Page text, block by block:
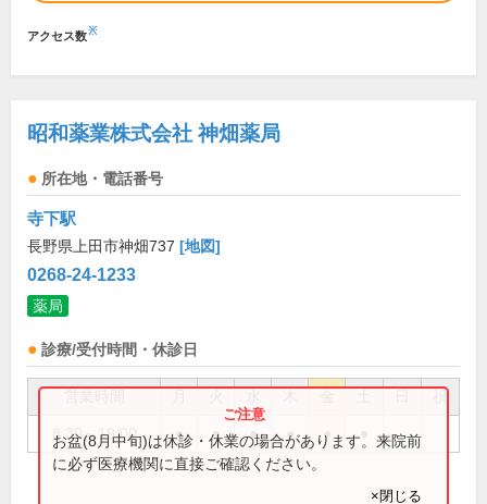
アクセス数※
昭和薬業株式会社 神畑薬局
所在地・電話番号
寺下駅
長野県上田市神畑737 [地図]
0268-24-1233
薬局
診療/受付時間・休診日
祝
8:30～19:00 ● ● ● ● ●
お盆(8月中旬)は休診・休業の場合があります。来院前
に必ず医療機関に直接ご確認ください。
×閉じる